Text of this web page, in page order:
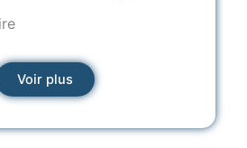
Voir plus